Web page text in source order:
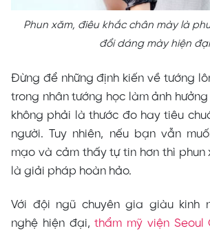
Phun xăm, điêu khắc chân mày là
đổi dáng mày hiện đại
Đừng để những định kiến về tướng
trong nhân tướng học làm ảnh
không phải là thước đo hay tiêu
người. Tuy nhiên, nếu bạn vẫn
mạo và cảm thấy tự tin hơn thì phun
là giải pháp hoàn hảo.
Với đội ngũ chuyên gia giàu kinh
nghệ hiện đại,thẩm mỹ viện Seoul